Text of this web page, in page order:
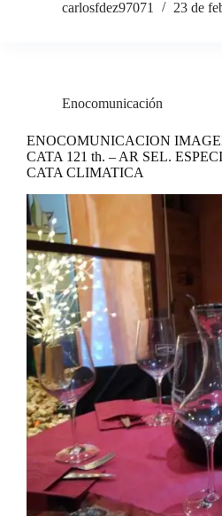
carlosfdez97071
23 de
Enocomunicación
ENOCOMUNICACION
CATA 121 th. – AR SEL.
CATA CLIMATICA